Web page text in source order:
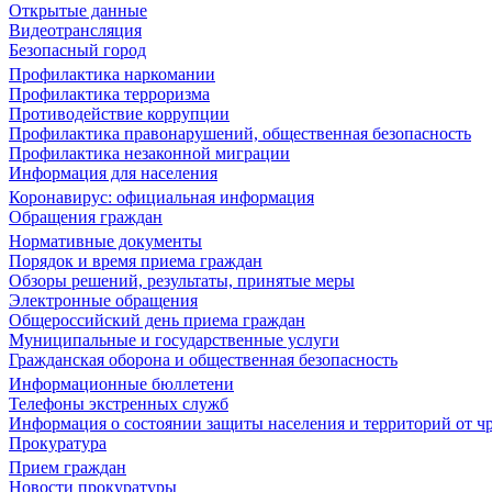
Открытые данные
Видеотрансляция
Безопасный город
Профилактика наркомании
Профилактика терроризма
Противодействие коррупции
Профилактика правонарушений, общественная безопасность
Профилактика незаконной миграции
Информация для населения
Коронавирус: официальная информация
Обращения граждан
Нормативные документы
Порядок и время приема граждан
Обзоры решений, результаты, принятые меры
Электронные обращения
Общероссийский день приема граждан
Муниципальные и государственные услуги
Гражданская оборона и общественная безопасность
Информационные бюллетени
Телефоны экстренных служб
Информация о состоянии защиты населения и территорий от
Прокуратура
Прием граждан
Новости прокуратуры